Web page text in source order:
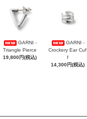
GARNI -
Triangle Pierce
19,800円(税込)
GARNI -
Crockery Ear Cuf
f
14,300円(税込)